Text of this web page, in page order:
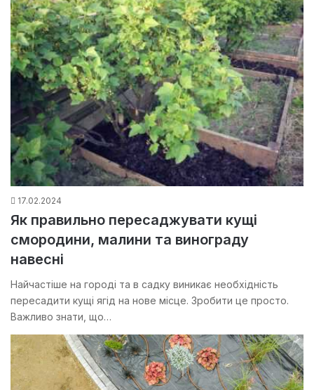
17.02.2024
Як правильно пересаджувати кущі
смородини, малини та винограду
навесні
Найчастіше на городі та в садку виникає необхідність
пересадити кущі ягід на нове місце. Зробити це просто.
Важливо знати, що…